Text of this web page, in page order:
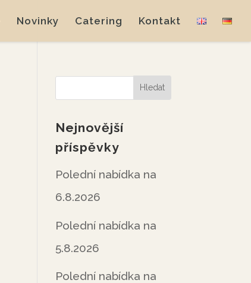
Novinky Catering Kontakt
Nejnovější
příspěvky
Polední nabídka na
6.8.2026
Polední nabídka na
5.8.2026
Polední nabídka na